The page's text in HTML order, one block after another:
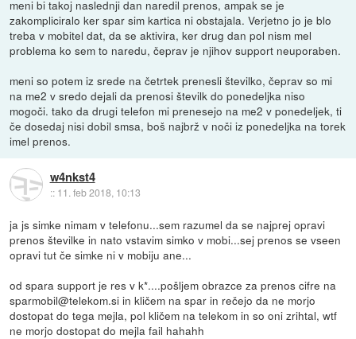
meni bi takoj naslednji dan naredil prenos, ampak se je
zakompliciralo ker spar sim kartica ni obstajala. Verjetno jo je blo
treba v mobitel dat, da se aktivira, ker drug dan pol nism mel
problema ko sem to naredu, čeprav je njihov support neuporaben.
meni so potem iz srede na četrtek prenesli številko, čeprav so mi
na me2 v sredo dejali da prenosi številk do ponedeljka niso
mogoči. tako da drugi telefon mi prenesejo na me2 v ponedeljek, ti
če dosedaj nisi dobil smsa, boš najbrž v noči iz ponedeljka na torek
imel prenos.
w4nkst4
:: 11. feb 2018, 10:13
ja js simke nimam v telefonu...sem razumel da se najprej opravi
prenos številke in nato vstavim simko v mobi...sej prenos se vseen
opravi tut če simke ni v mobiju ane...
od spara support je res v k*....pošljem obrazce za prenos cifre na
sparmobil@telekom.si in kličem na spar in rečejo da ne morjo
dostopat do tega mejla, pol kličem na telekom in so oni zrihtal, wtf
ne morjo dostopat do mejla fail hahahh